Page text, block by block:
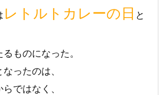
レトルトカレーの日 と
ものになった。
ったのは、
ではなく、